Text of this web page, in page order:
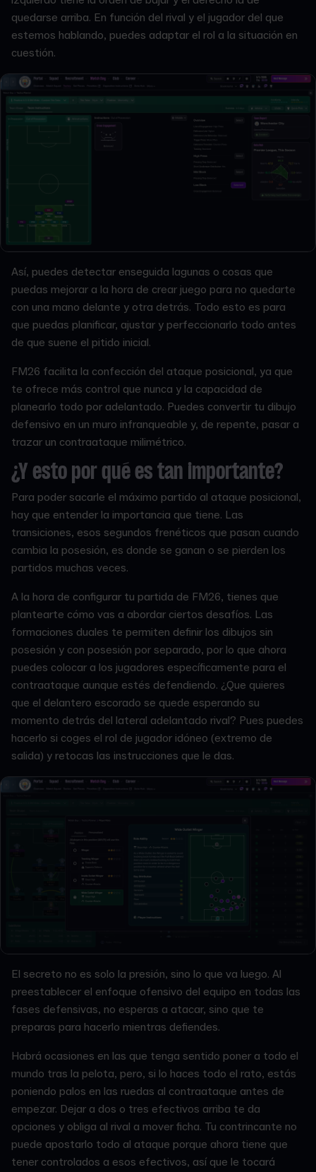
quedarse arriba. En función del rival y el jugador del que
estemos hablando, puedes adaptar el rol a la situación en
cuestión.
Así, puedes detectar enseguida lagunas o cosas que
puedas mejorar a la hora de crear juego para no quedarte
con una mano delante y otra detrás. Todo esto es para
que puedas planificar, ajustar y perfeccionarlo todo antes
de que suene el pitido inicial.
FM26 facilita la confección del ataque posicional, ya que
te ofrece más control que nunca y la capacidad de
planearlo todo por adelantado. Puedes convertir tu dibujo
defensivo en un muro infranqueable y, de repente, pasar a
trazar un contraataque milimétrico.
¿Y esto por qué es tan importante?
Para poder sacarle el máximo partido al ataque posicional,
hay que entender la importancia que tiene. Las
transiciones, esos segundos frenéticos que pasan cuando
cambia la posesión, es donde se ganan o se pierden los
partidos muchas veces.
A la hora de configurar tu partida de FM26, tienes que
plantearte cómo vas a abordar ciertos desafíos. Las
formaciones duales te permiten definir los dibujos sin
posesión y con posesión por separado, por lo que ahora
puedes colocar a los jugadores específicamente para el
contraataque aunque estés defendiendo. ¿Que quieres
que el delantero escorado se quede esperando su
momento detrás del lateral adelantado rival? Pues puedes
hacerlo si coges el rol de jugador idóneo (extremo de
salida) y retocas las instrucciones que le das.
El secreto no es solo la presión, sino lo que va luego. Al
preestablecer el enfoque ofensivo del equipo en todas las
fases defensivas, no esperas a atacar, sino que te
preparas para hacerlo mientras defiendes.
Habrá ocasiones en las que tenga sentido poner a todo el
mundo tras la pelota, pero, si lo haces todo el rato, estás
poniendo palos en las ruedas al contraataque antes de
empezar. Dejar a dos o tres efectivos arriba te da
opciones y obliga al rival a mover ficha. Tu contrincante no
puede apostarlo todo al ataque porque ahora tiene que
tener controlados a esos efectivos, así que le tocará